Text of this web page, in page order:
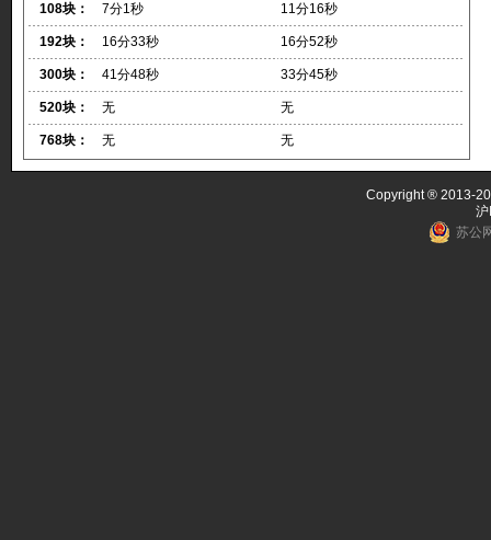
108块： 7分1秒 11分16秒
192块： 16分33秒 16分52秒
300块： 41分48秒 33分45秒
520块： 无 无
768块： 无 无
Copyright ® 2013-
苏公